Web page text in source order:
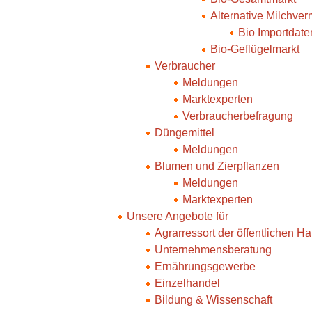
Alternative
Bio
Bio-Geflügelmarkt
Verbraucher
Meldungen
Marktexperten
Verbraucherbefragung
Düngemittel
Meldungen
Blumen und Zierpflanzen
Meldungen
Marktexperten
Unsere Angebote für
Agrarressort der öffentlichen
Unternehmensberatung
Ernährungsgewerbe
Einzelhandel
Bildung & Wissenschaft